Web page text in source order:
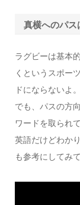
真横へのパ
ラグビーは基本
くというスポー
ドにならないよ。
でも、パスの方
ワードを取られ
英語だけどわか
も参考にしてみて